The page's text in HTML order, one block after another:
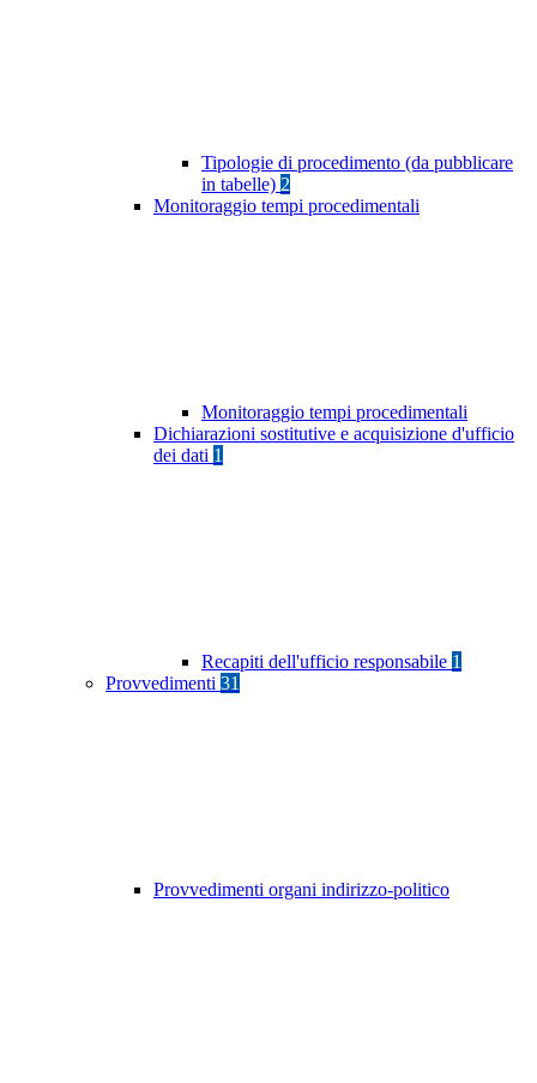
Tipologie di procedimento (da pubblicare
in tabelle) 2
Monitoraggio tempi procedimentali
Monitoraggio tempi procedimentali
Dichiarazioni sostitutive e acquisizione d'ufficio
dei dati 1
Recapiti dell'ufficio responsabile 1
Provvedimenti 31
Provvedimenti organi indirizzo-politico